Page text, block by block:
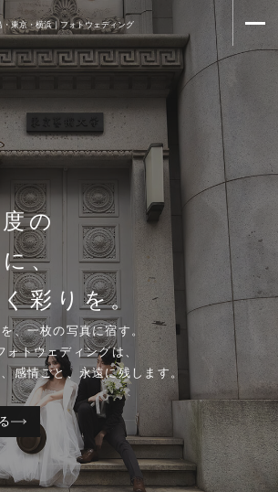
・東京・横浜｜フォトウェディング
の
、
彩りを。
、一枚の写真に宿す。
トウェディングは、
感情ごと、永遠に残します。